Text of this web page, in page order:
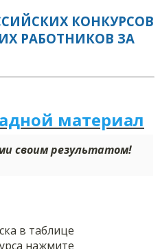
КОНКУРСОВ
РАБОТНИКОВ ЗА
материал
своим результатом!
в таблице
нажмите